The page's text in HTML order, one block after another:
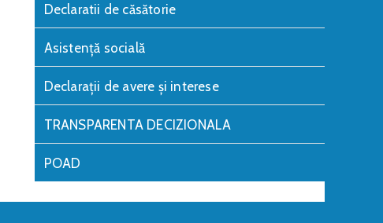
Declaratii de căsătorie
Asistență socială
Declarații de avere și interese
TRANSPARENTA DECIZIONALA
POAD